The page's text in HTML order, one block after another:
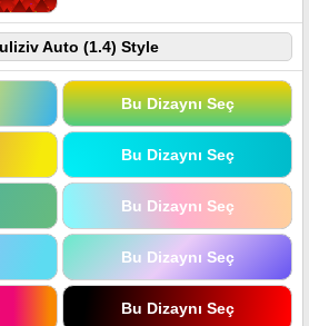
Auto (1.4) Style
Bu Dizaynı Seç
Bu Dizaynı Seç
Bu Dizaynı Seç
Bu Dizaynı Seç
Bu Dizaynı Seç